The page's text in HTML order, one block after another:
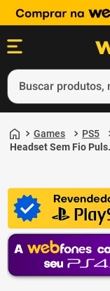
Buscar produtos,
Games PS5
Headset Sem Fio
1º
ps5
3º
ps4
4º
smartphone
5º notebook